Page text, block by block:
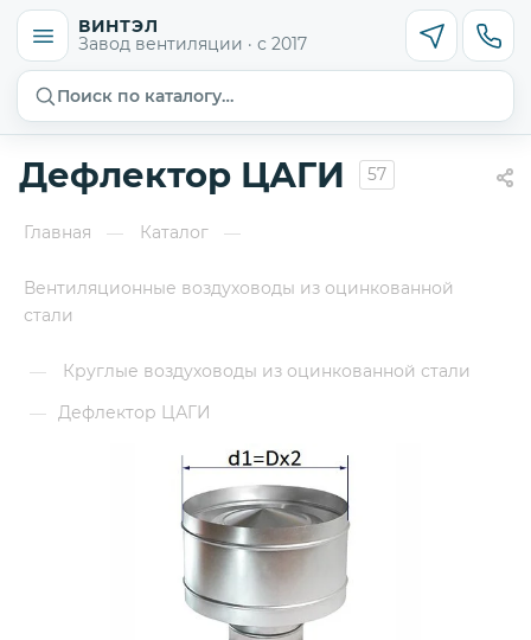
ВИНТЭЛ
Завод вентиляции · с 2017
Поиск по каталогу…
Дефлектор ЦАГИ 57
Главная — Каталог —
Вентиляционные воздуховоды из оцинкованной
стали
—
Круглые воздуховоды из оцинкованной стали
— Дефлектор ЦАГИ